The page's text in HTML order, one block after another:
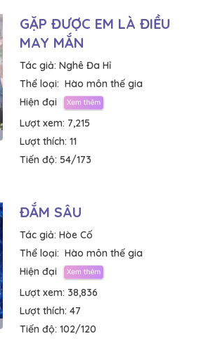
GẶP ĐƯỢC EM LÀ ĐIỀU
MAY MẮN
Tác giả: Nghê Đa Hỉ
Thể loại: Hào môn thế gia
Hiện đại
Lượt xem: 7,215
Lượt thích: 11
Tiến độ: 54/173
ĐẮM SÂU
Tác giả: Hòe Cố
Thể loại: Hào môn thế gia
Hiện đại
Lượt xem: 38,836
Lượt thích: 47
Tiến độ: 102/120